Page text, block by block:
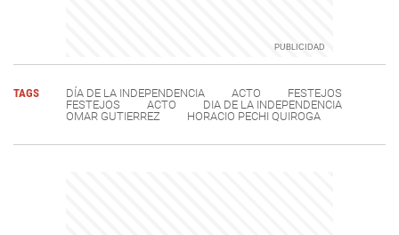
TAGS DÍA DE LA INDEPENDENCIA ACTO
FESTEJOS
FESTEJOS
ACTO
DIA DE LA INDEPENDENCIA
OMAR GUTIERREZ
HORACIO PECHI QUIROGA